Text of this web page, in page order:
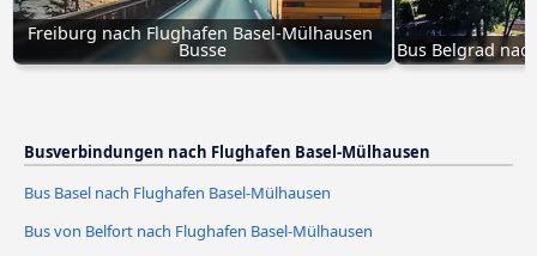
Freiburg nach Flughafen Basel-Mülhausen
Busse Bus Belgrad
Busverbindungen nach Flughafen Basel-Mülhausen
Bus Basel nach Flughafen Basel-Mülhausen
Bus von Belfort nach Flughafen Basel-Mülhausen